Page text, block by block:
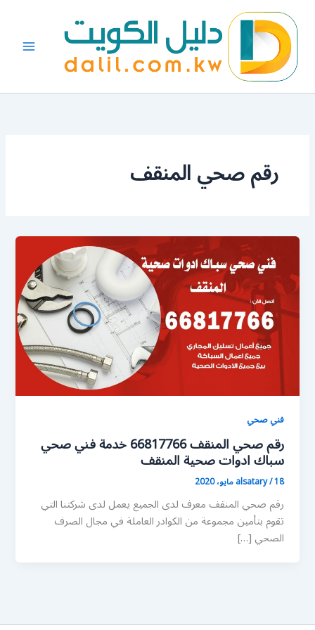
المحتوى
رقم صحي المنقف
فني صحي
رقم صحي المنقف 66817766 خدمة فني صحي
سباك ادوات صحية المنقف
alsatary/18 مايو، 2020
رقم صحي المنقف معرف لدى الجميع يعمل لدى شركتنا التي
تقوم بتأمين مجموعة من الكوادر العاملة في مجال الصرف
الصحي […]